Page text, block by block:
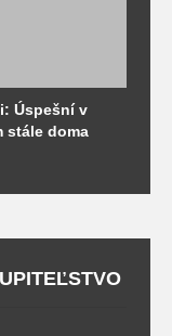
Úspešní v
stále doma